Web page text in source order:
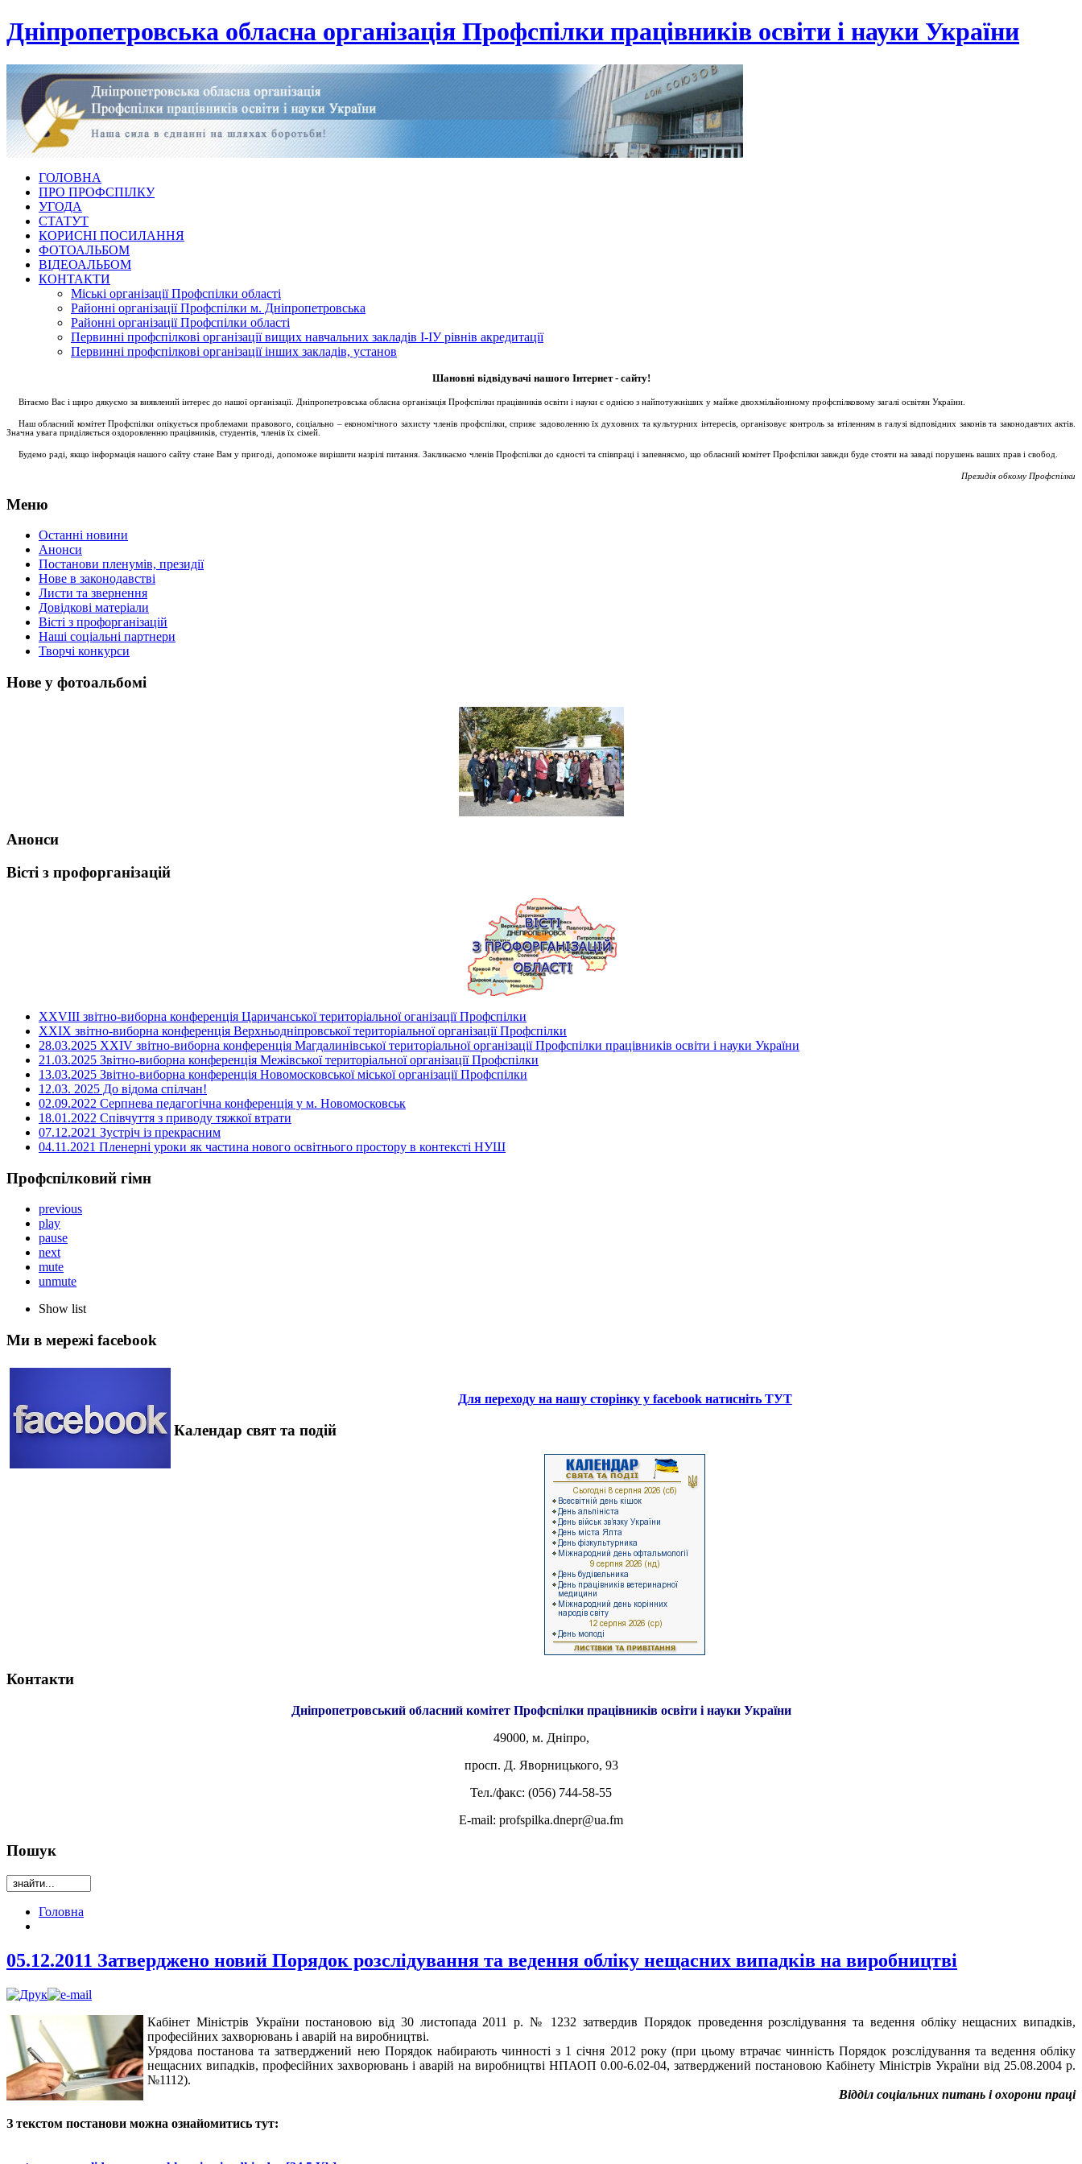
Дніпропетровська обласна організація Профспілки працівників освіти і науки України
ГОЛОВНА
ПРО ПРОФСПІЛКУ
УГОДА
СТАТУТ
КОРИСНІ ПОСИЛАННЯ
ФОТОАЛЬБОМ
ВІДЕОАЛЬБОМ
КОНТАКТИ
Міські організації Профспілки області
Районні організації Профспілки м. Дніпропетровська
Районні організації Профспілки області
Первинні профспілкові організації вищих навчальних закладів І-ІУ рівнів акредитації
Первинні профспілкові організації інших закладів, установ
Шановні відвідувачі нашого Інтернет - сайту!
Вітаємо Вас і щиро дякуємо за виявлений інтерес до нашої організації. Дніпропетровська обласна організація Профспілки працівників освіти і науки є однією з найпотужніших у майже двохмільйонному профспілковому загалі освітян України.
Наш обласний комітет Профспілки опікується проблемами правового, соціально – економічного захисту членів профспілки, сприяє задоволенню їх духовних та культурних інтересів, організовує контроль за втіленням в галузі відповідних законів та законодавчих актів.
Значна увага приділяється оздоровленню працівників, студентів, членів їх сімей.
Будемо раді, якщо інформація нашого сайту стане Вам у пригоді, допоможе вирішити назрілі питання. Закликаємо членів Профспілки до єдності та співпраці і запевняємо, що обласний комітет Профспілки завжди буде стояти на заваді порушень ваших прав і свобод.
Президія обкому Профспілки
Меню
Останні новини
Анонси
Постанови пленумів, президії
Нове в законодавстві
Листи та звернення
Довідкові матеріали
Вісті з профорганізацій
Наші соціальні партнери
Творчі конкурси
Нове у фотоальбомі
Анонси
Вісті з профорганізацій
ХХVIII звітно-виборна конференція Царичанської територіальної оганізації Профспілки
XXIX звітно-виборна конференція Верхньодніпровської територіальної організації Профспілки
28.03.2025 ХХІV звітно-виборна конференція Магдалинівської територіальної організації Профспілки працівників освіти і науки України
21.03.2025 Звітно-виборна конференція Межівської територіальної організації Профспілки
13.03.2025 Звітно-виборна конференція Новомосковської міської організації Профспілки
12.03. 2025 До відома спілчан!
02.09.2022 Серпнева педагогічна конференція у м. Новомосковськ
18.01.2022 Співчуття з приводу тяжкої втрати
07.12.2021 Зустріч із прекрасним
04.11.2021 Пленерні уроки як частина нового освітнього простору в контексті НУШ
Профспілковий гімн
previous
play
pause
next
mute
unmute
Show list
Ми в мережі facebook
Для переходу на нашу сторінку у facebook натисніть ТУТ
Календар свят та подій
Контакти
Дніпропетровський обласний комітет Профспілки працівників освіти і науки України
49000, м. Дніпро,
просп. Д. Яворницького, 93
Тел./факс: (056) 744-58-55
E-mail: profspilka.dnepr@ua.fm
Пошук
Головна
05.12.2011 Затверджено новий Порядок розслідування та ведення обліку нещасних випадків на виробництві
Кабінет Міністрів України постановою від 30 листопада 2011 р. № 1232 затвердив Порядок проведення розслідування та ведення обліку нещасних випадків,
професійних захворювань і аварій на виробництві.
Урядова постанова та затверджений нею Порядок набирають чинності з 1 січня 2012 року (при цьому втрачає чинність Порядок розслідування та ведення обліку
нещасних випадків, професійних захворювань і аварій на виробництві НПАОП 0.00-6.02-04, затверджений постановою Кабінету Міністрів України від 25.08.2004 р.
№1112).
Відділ соціальних питань і охорони праці
З текстом постанови можна ознайомитись тут: